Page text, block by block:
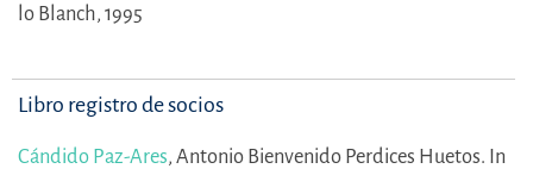
lo Blanch, 1995
Libro registro de socios
Cándido Paz-Ares, Antonio Bienvenido Perdices Huetos. In